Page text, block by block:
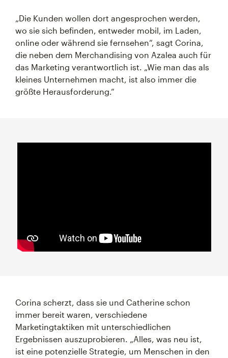
„Die Kunden wollen dort angesprochen werden,
wo sie sich befinden, entweder mobil, im Laden,
online oder während sie fernsehen“, sagt Corina,
die neben dem Merchandising von Azalea auch für
das Marketing verantwortlich ist. „Wie man das als
kleines Unternehmen macht, ist also immer die
größte Herausforderung.“
Corina scherzt, dass sie und Catherine schon
immer bereit waren, verschiedene
Marketingtaktiken mit unterschiedlichen
Ergebnissen auszuprobieren. „Alles, was neu ist,
ist eine potenzielle Strategie, um Menschen in den